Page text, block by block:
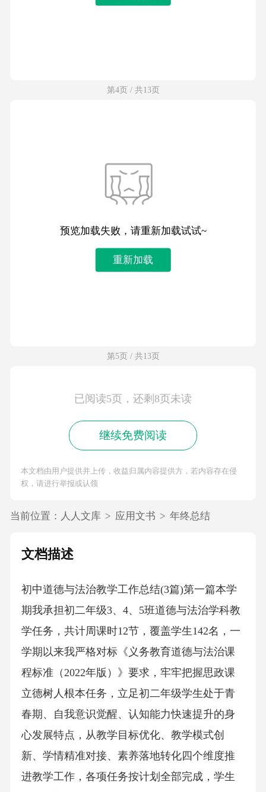
第4页 / 共13页
预览加载失败，请重新加载试试~
重新加载
第5页 / 共13页
已阅读5页，还剩8页未读
继续免费阅读
本文档由用户提供并上传，收益归属内容提供方，若内容存在侵
权，请进行举报或认领
当前位置： 人人文库 > 应用文书 > 年终总结
文档描述
初中道德与法治教学工作总结(3篇)第一篇本学
期我承担初二年级3、4、5班道德与法治学科教
学任务，共计周课时12节，覆盖学生142名，一
学期以来我严格对标《义务教育道德与法治课
程标准（2022年版）》要求，牢牢把握思政课
立德树人根本任务，立足初二年级学生处于青
春期、自我意识觉醒、认知能力快速提升的身
心发展特点，从教学目标优化、教学模式创
新、学情精准对接、素养落地转化四个维度推
进教学工作，各项任务按计划全部完成，学生